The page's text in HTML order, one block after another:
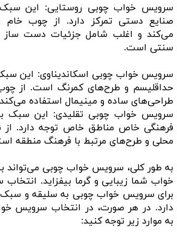
سرویس خواب چوبی روستایی: این
صنایع دستی تمرکز دارد. از چوب خام
می‌کند و اغلب شامل جزئیات دست ساز
سنتی است.
سرویس خواب چوبی اسکاندیناوی: این
حداقلیسم و طرح‌های کمرنگ است. از
طراحی‌های ساده و مینیمال استفاده
سرویس خواب چوبی تقلیدی: این سبک
فرهنگی خاص مناطق خاص توجه دارد. از
محلی و طرح‌های مرتبط با فرهنگ منطقه
به طور کلی، سرویس خواب چوبی می‌تواند
خواب شما زیبایی و گرما بیفزاید.
برای سرویس خواب چوبی به سلیقه و
دارد. در هر صورت، در انتخاب سرویس
به موارد زیر توجه کنید: